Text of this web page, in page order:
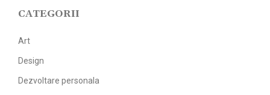
CATEGORII
Art
Design
Dezvoltare personala